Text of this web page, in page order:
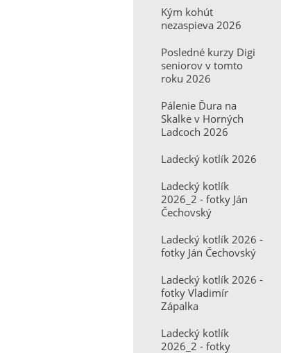
Kým kohút
nezaspieva 2026
Posledné kurzy Digi
seniorov v tomto
roku 2026
Pálenie Ďura na
Skalke v Horných
Ladcoch 2026
Ladecký kotlík 2026
Ladecký kotlík
2026_2 - fotky Ján
Čechovský
Ladecký kotlík 2026 -
fotky Ján Čechovský
Ladecký kotlík 2026 -
fotky Vladimír
Zápalka
Ladecký kotlík
2026_2 - fotky